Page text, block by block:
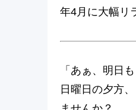
年4月に大幅リ
「あぁ、明日
日曜日の夕方